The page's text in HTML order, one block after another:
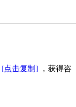
[点击复制] ，获得咨